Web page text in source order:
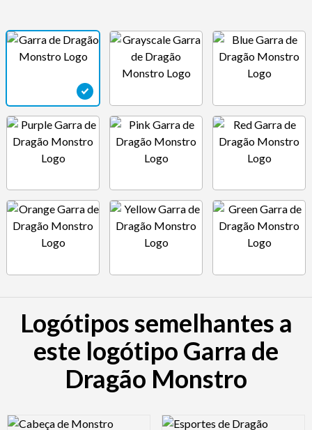
Logótipos semelhantes a
este logótipo Garra de
Dragão Monstro
Logo Preview Image Logo Preview Image